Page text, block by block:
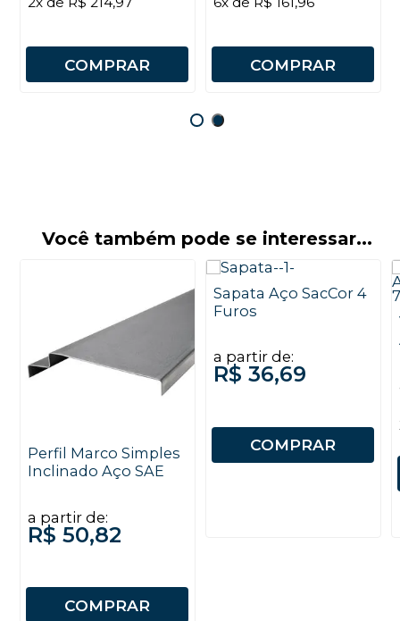
COMPRAR COMPRAR
Você também pode se interessar...
Perfil Marco Simples
Inclinado Aço SAE
a partir de:
R$ 50,82
COMPRAR
Sapata Aço SacCor 4
Furos
a partir de:
R$ 36,69
COMPRAR